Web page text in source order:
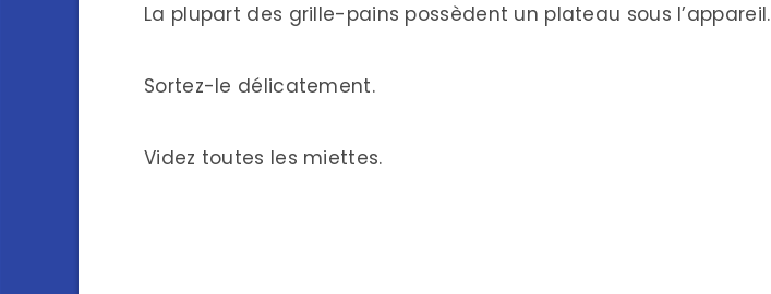
La plupart des grille-pains possèdent un plateau sous l’appareil.
Sortez-le délicatement.
Videz toutes les miettes.